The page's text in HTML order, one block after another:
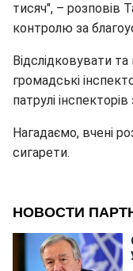
тисяч", – розповів
контролю за
Відслідковувати
громадські
патрулі
Нагадаємо, вчені
сигарети.